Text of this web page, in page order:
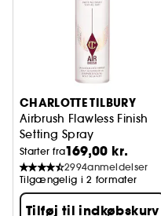
CHARLOTTE TILBURY
Airbrush Flawless Finish
Setting Spray
Fikseringsspray til makeup
Starter fra169,00 kr.
2994anmeldelser
Tilgængelig i 2 formater
Tilføj til indkøbskurv